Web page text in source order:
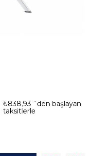
₺838,93 `den başlayan
taksitlerle